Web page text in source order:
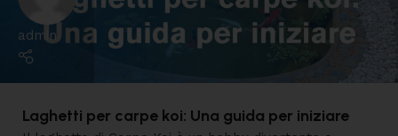
admin
Laghetti per carpe koi: Una guida per iniziare